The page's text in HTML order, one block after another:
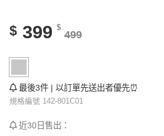
$ 399 $
499
最後3件 | 以訂單先送出者優先⏰
規格編號 142-801C01
近30日售出：